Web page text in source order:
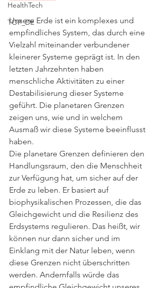
HealthTech
TOP_DE
Unsere Erde ist ein komplexes und
empfindliches System, das durch eine
Vielzahl miteinander verbundener
kleinerer Systeme geprägt ist. In den
letzten Jahrzehnten haben
menschliche Aktivitäten zu einer
Destabilisierung dieser Systeme
geführt. Die planetaren Grenzen
zeigen uns, wie und in welchem
Ausmaß wir diese Systeme beeinflusst
haben.
Die planetare Grenzen definieren den
Handlungsraum, den die Menschheit
zur Verfügung hat, um sicher auf der
Erde zu leben. Er basiert auf
biophysikalischen Prozessen, die das
Gleichgewicht und die Resilienz des
Erdsystems regulieren. Das heißt, wir
können nur dann sicher und im
Einklang mit der Natur leben, wenn
diese Grenzen nicht überschritten
werden. Andernfalls würde das